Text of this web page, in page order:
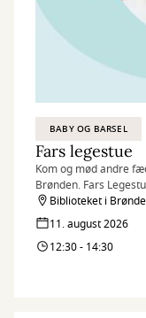
BABY OG BARSEL
Fars legestue
Kom og mød andre
Brønden. Fars
Biblioteket i
11. august 2026
12:30 - 14:30